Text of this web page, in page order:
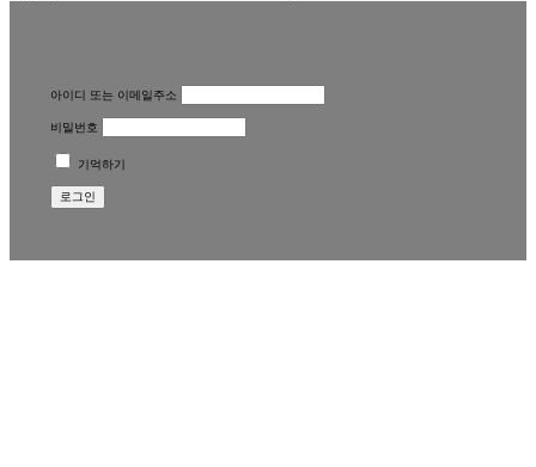
아이디 또는 이메일주소
비밀번호
기억하기